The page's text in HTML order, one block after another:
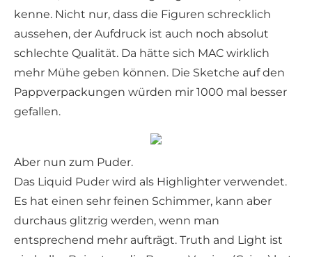
kenne. Nicht nur, dass die Figuren schrecklich
aussehen, der Aufdruck ist auch noch absolut
schlechte Qualität. Da hätte sich MAC wirklich
mehr Mühe geben können. Die Sketche auf den
Pappverpackungen würden mir 1000 mal besser
gefallen.
Aber nun zum Puder.
Das Liquid Puder wird als Highlighter verwendet.
Es hat einen sehr feinen Schimmer, kann aber
durchaus glitzrig werden, wenn man
entsprechend mehr aufträgt. Truth and Light ist